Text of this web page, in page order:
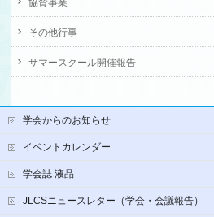
協賛事業
その他行事
サマースクール開催報告
学会からのお知らせ
イベントカレンダー
学会誌 液晶
JLCSニュースレター（学会・会議報告）